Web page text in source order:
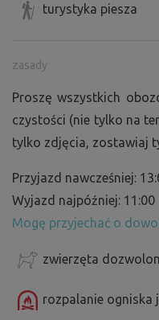
turystyka piesza
zasady
Proszę wszystkich
czystości (nie tylko na
tylko zdjęcia, zostawiaj
Przyjazd nawcześniej:
Wyjazd najpóźniej: 11:00
Mogę przyjechać o
zwierzęta
rozpalanie ogniska